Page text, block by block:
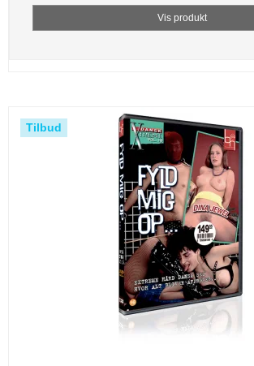
Vis produkt
Tilbud